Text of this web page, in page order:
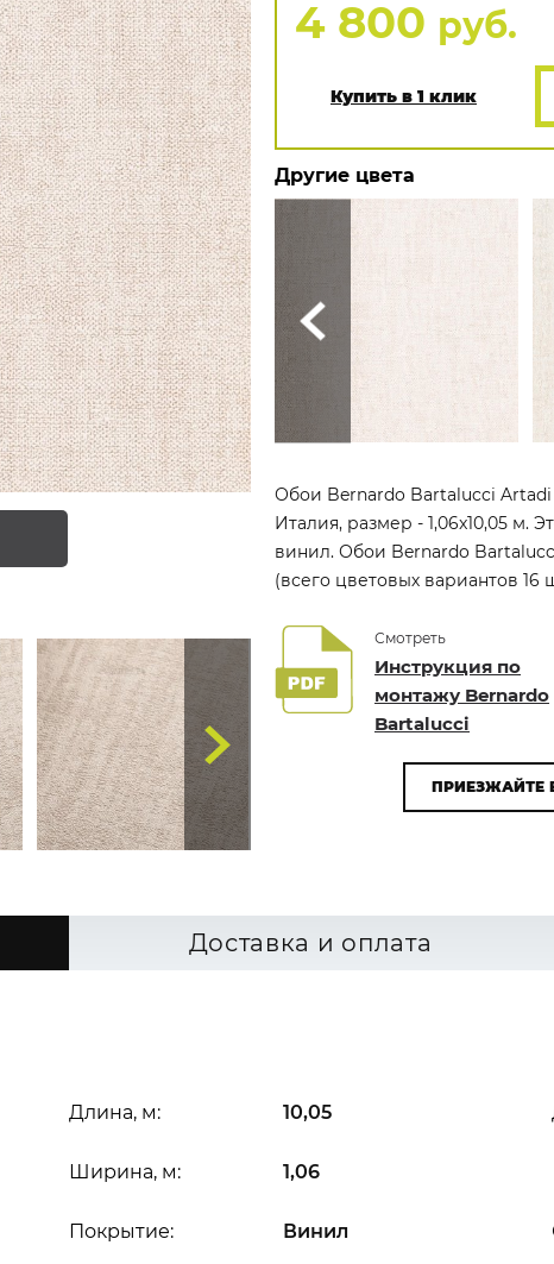
4 800 руб.
Купить в 1 клик
Другие цвета
Обои Bernardo Bartalucci Artadi
Италия, размер - 1,06x10,05 м.
винил. Обои Bernardo
(всего цветовых вариантов 16
Смотреть
Инструкция по
монтажу Bernardo
Bartalucci
ПРИЕЗЖАЙТЕ
Доставка и оплата
Длина, м: 10,05
Ширина, м: 1,06
Покрытие: Винил